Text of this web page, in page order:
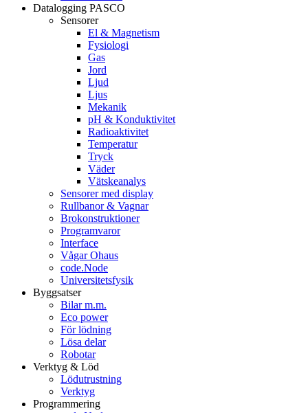
Datalogging PASCO
Sensorer
El & Magnetism
Fysiologi
Gas
Jord
Ljud
Ljus
Mekanik
pH & Konduktivitet
Radioaktivitet
Temperatur
Tryck
Väder
Vätskeanalys
Sensorer med display
Rullbanor & Vagnar
Brokonstruktioner
Programvaror
Interface
Vågar Ohaus
code.Node
Universitetsfysik
Byggsatser
Bilar m.m.
Eco power
För lödning
Lösa delar
Robotar
Verktyg & Löd
Lödutrustning
Verktyg
Programmering